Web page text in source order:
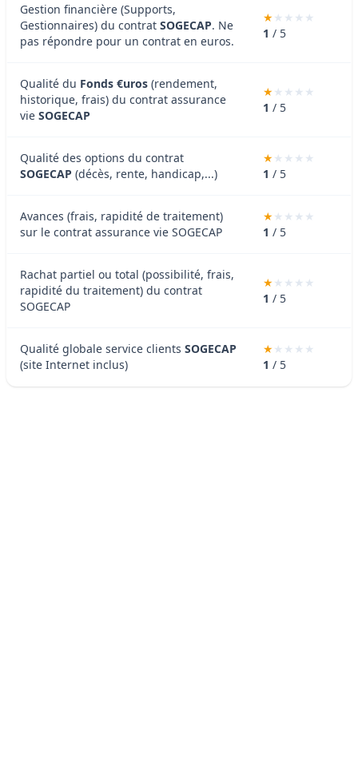
Gestion financière (Supports,
Gestionnaires) du contrat SOGECAP. Ne
pas répondre pour un contrat en euros.
1 / 5
Qualité du Fonds €uros (rendement,
historique, frais) du contrat assurance
vie SOGECAP
1 / 5
Qualité des options du contrat
SOGECAP (décès, rente, handicap,...) 1 / 5
Avances (frais, rapidité de traitement)
sur le contrat assurance vie SOGECAP
1 / 5
Rachat partiel ou total (possibilité, frais,
rapidité du traitement) du contrat
SOGECAP
1 / 5
Qualité globale service clients SOGECAP
(site Internet inclus)
1 / 5